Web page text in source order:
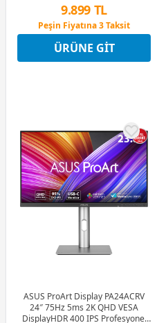
9.899 TL
Peşin Fiyatına 3 Taksit
12 Ay x 1.164 TL taksitle
Peşin Fiyatına 3 Taksit
ÜRÜNE GIT
ASUS ProArt Display PA24ACRV
24″ 75Hz 5ms 2K QHD VESA
DisplayHDR 400 IPS Profesyonel